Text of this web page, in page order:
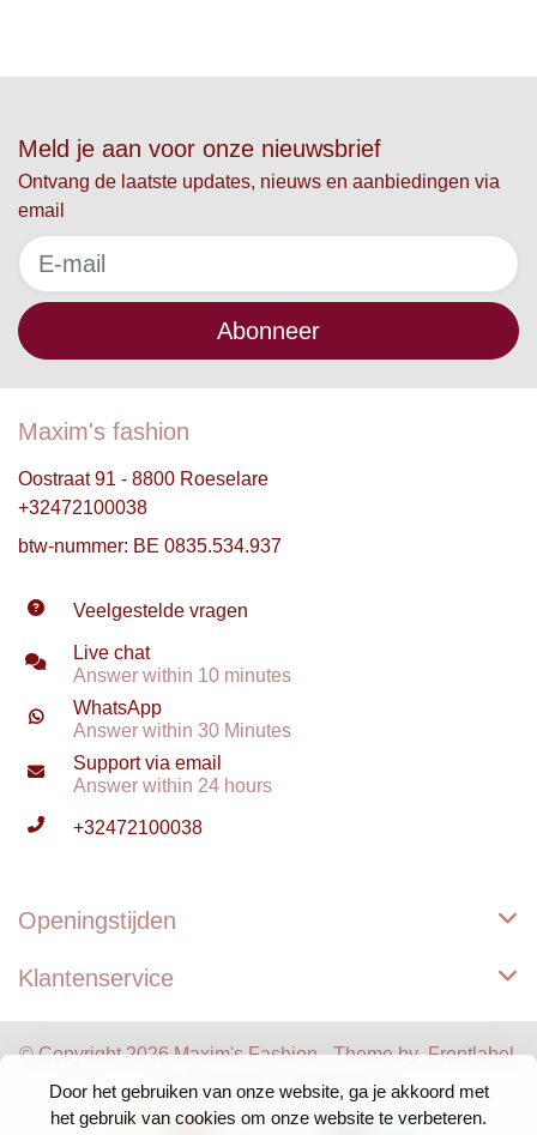
Door het gebruiken van onze website, ga je akkoord met
het gebruik van cookies om onze website te verbeteren.
Meld je aan voor onze nieuwsbrief
Ontvang de laatste updates, nieuws en aanbiedingen via
email
Abonneer
Maxim's fashion
Oostraat 91 - 8800 Roeselare
+32472100038
btw-nummer: BE 0835.534.937
Veelgestelde vragen
Live chat
Answer within 10 minutes
WhatsApp
Answer within 30 Minutes
Support via email
Answer within 24 hours
+32472100038
Openingstijden
Klantenservice
© Copyright 2026 Maxim's Fashion - Theme by Frontlabel
- Powered by
Lightspeed